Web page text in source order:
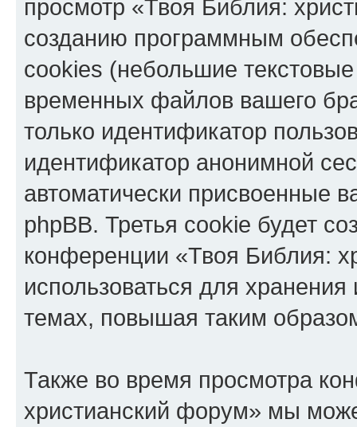
просмотр «Твоя Библия:
созданию программным
cookies (небольшие
временных файлов вашего
только идентификатор
идентификатор анонимной
автоматически присвоенные
phpBB. Третья cookie будет
конференции «Твоя Библия:
использоваться для
темах, повышая таким
Также во время просмотра
христианский форум» мы